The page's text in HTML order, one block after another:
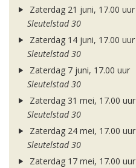
Zaterdag 21 juni, 17.00 uur
Sleutelstad 30
Zaterdag 14 juni, 17.00 uur
Sleutelstad 30
Zaterdag 7 juni, 17.00 uur
Sleutelstad 30
Zaterdag 31 mei, 17.00 uur
Sleutelstad 30
Zaterdag 24 mei, 17.00 uur
Sleutelstad 30
Zaterdag 17 mei, 17.00 uur